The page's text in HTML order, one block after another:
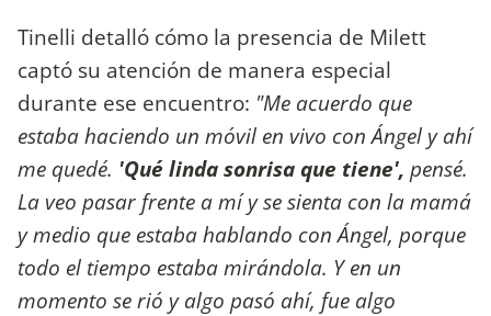
Tinelli detalló cómo la presencia de Milett
captó su atención de manera especial
durante ese encuentro: "Me acuerdo que
estaba haciendo un móvil en vivo con Ángel y ahí
me quedé. 'Qué linda sonrisa que tiene', pensé.
La veo pasar frente a mí y se sienta con la mamá
y medio que estaba hablando con Ángel, porque
todo el tiempo estaba mirándola. Y en un
momento se rió y algo pasó ahí, fue algo